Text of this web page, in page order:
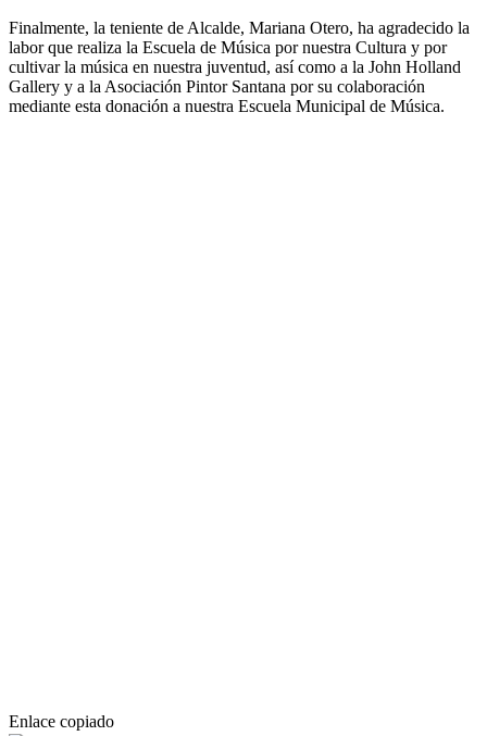
Finalmente, la teniente de Alcalde, Mariana Otero, ha agradecido la
labor que realiza la Escuela de Música por nuestra Cultura y por
cultivar la música en nuestra juventud, así como a la John Holland
Gallery y a la Asociación Pintor Santana por su colaboración
mediante esta donación a nuestra Escuela Municipal de Música.
Enlace copiado